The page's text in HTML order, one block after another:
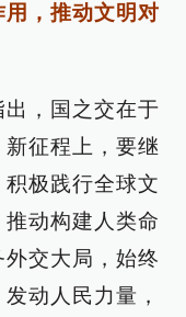
用，推动文明对
，国之交在于
征程上，要继
极践行全球文
动构建人类命
交大局，始终
动人民力量，